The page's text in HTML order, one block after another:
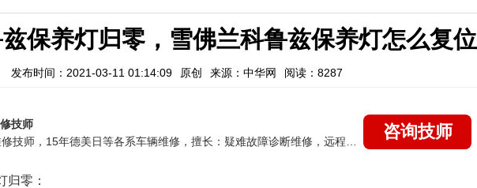
保养灯归零，雪佛兰科鲁兹保养灯怎么复位
发布时间：2021-03-11 01:14:09 原创 来源：中华网 阅读：8287
技师
咨询技师
归零：